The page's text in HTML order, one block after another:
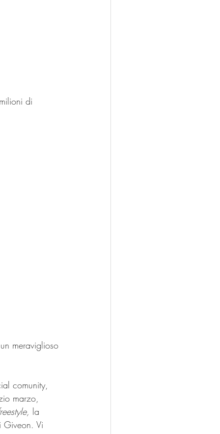
di
meraviglioso
comunity,
marzo,
la
Vi